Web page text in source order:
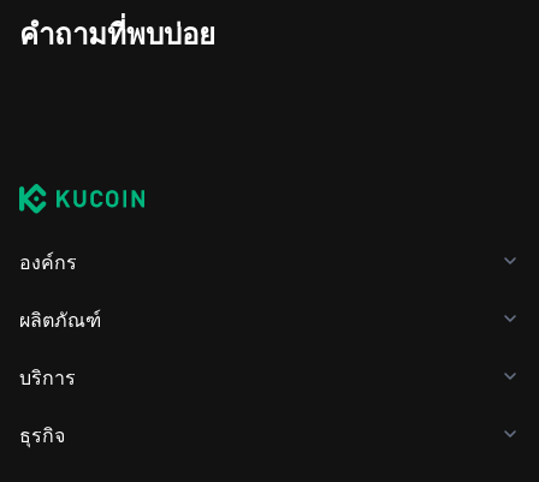
คำถามที่พบบ่อย
องค์กร
ผลิตภัณฑ์
บริการ
ธุรกิจ